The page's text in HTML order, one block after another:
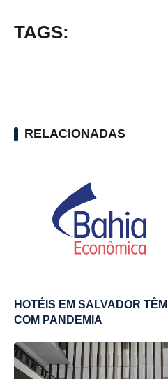
TAGS:
RELACIONADAS
HOTÉIS EM SALVADOR
COM PANDEMIA